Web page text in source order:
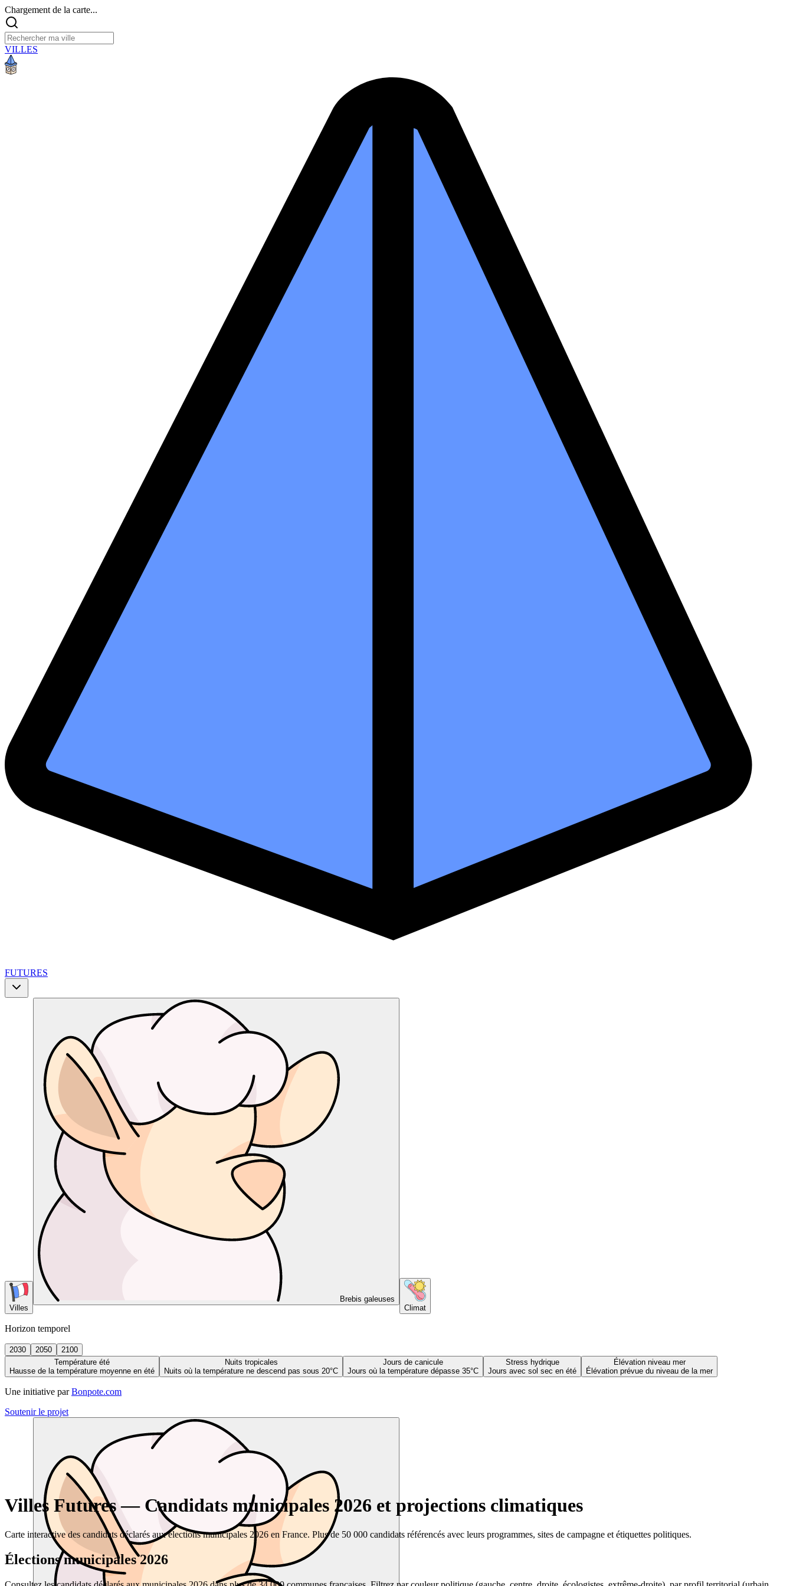
Chargement de la carte...
VILLES
FUTURES
Villes
Brebis galeuses
Climat
Horizon temporel
2030 2050
2100
Température été
Hausse de la température moyenne en été
Nuits tropicales
Nuits où la température ne descend pas sous 20°C
Jours de canicule
Jours où la température dépasse 35°C
Stress hydrique
Jours avec sol sec en été
Élévation niveau mer
Élévation prévue du niveau de la mer
Une initiative par Bonpote.com
Soutenir le projet
Villes Futures — Candidats municipales 2026 et projections climatiques
Carte interactive des candidats déclarés aux élections municipales 2026 en France. Plus de 50 000 candidats référencés avec leurs programmes, sites de campagne et étiquettes politiques.
Élections municipales 2026